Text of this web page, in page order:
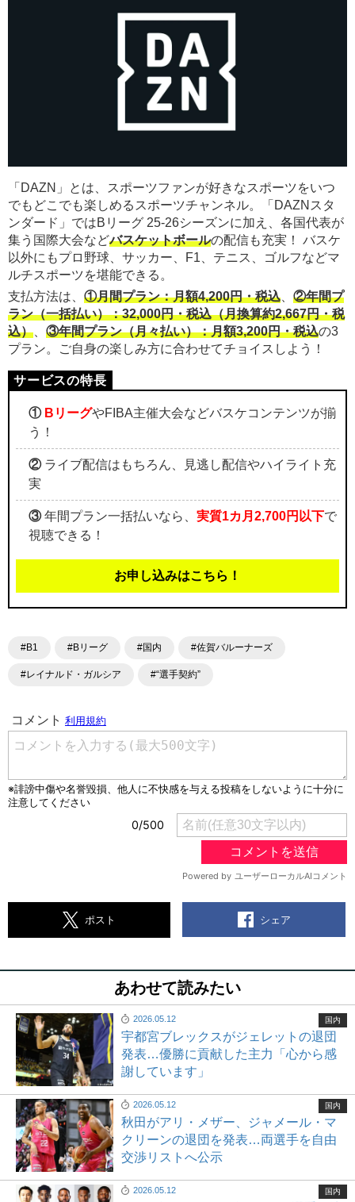
「DAZN」とは、スポーツファンが好きなスポーツをいつ
でもどこでも楽しめるスポーツチャンネル。「DAZNスタ
ンダード」ではBリーグ 25-26シーズンに加え、各国代表が
集う国際大会などバスケットボールの配信も充実！ バスケ
以外にもプロ野球、サッカー、F1、テニス、ゴルフなどマ
ルチスポーツを堪能できる。
支払方法は、 ①月間プラン：月額4,200円・税込、 ②年間プ
ラン（一括払い）：32,000円・税込（月換算約2,667円・税
込）、 ③年間プラン（月々払い）：月額3,200円・税込の3
プラン。ご自身の楽しみ方に合わせてチョイスしよう！
① BリーグやFIBA主催大会などバスケコンテンツが揃
う！
②ライブ配信はもちろん、見逃し配信やハイライト充
実
③年間プラン一括払いなら、 実質1カ月2,700円以下で
視聴できる！
お申し込みはこちら！
#B1 #Bリーグ #国内 #佐賀バルーナーズ
#レイナルド・ガルシア #“選手契約”
ポスト シェア
あわせて読みたい
2026.05.12
宇都宮ブレックスがジェレットの退団
発表…優勝に貢献した主力「心から感
謝しています」
国内
2026.05.12
秋田がアリ・メザー、ジャメール・マ
クリーンの退団を発表…両選手を自由
交渉リストへ公示
国内
2026.05.12 国内